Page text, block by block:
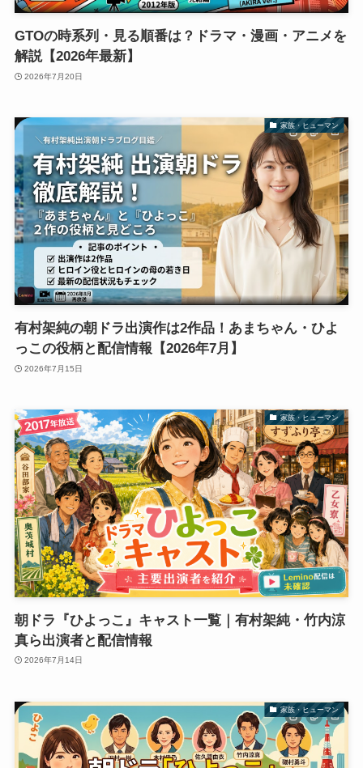
GTOの時系列・見る順番は？ドラマ・漫画・アニメを
解説【2026年最新】
2026年7月20日
家族・ヒューマン
有村架純の朝ドラ出演作は2作品！あまちゃん・ひよ
っこの役柄と配信情報【2026年7月】
2026年7月15日
家族・ヒューマン
朝ドラ『ひよっこ』キャスト一覧｜有村架純・竹内涼
真ら出演者と配信情報
2026年7月14日
家族・ヒューマン